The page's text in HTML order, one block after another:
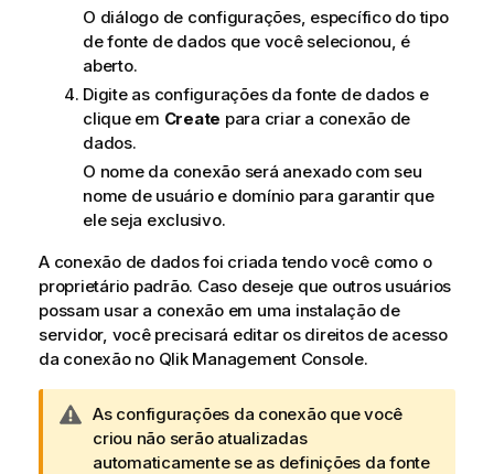
O diálogo de configurações, específico do tipo
de fonte de dados que você selecionou, é
aberto.
Digite as configurações da fonte de dados e
clique em Create para criar a conexão de
dados.
O nome da conexão será anexado com seu
nome de usuário e domínio para garantir que
ele seja exclusivo.
A conexão de dados foi criada tendo você como o
proprietário padrão. Caso deseje que outros usuários
possam usar a conexão em uma instalação de
servidor, você precisará editar os direitos de acesso
da conexão no Qlik Management Console.
N
o
t
As configurações da conexão que você
criou não serão atualizadas
automaticamente se as definições da fonte